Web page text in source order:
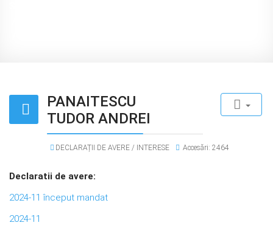
PANAITESCU
TUDOR ANDREI
DECLARAȚII DE AVERE / INTERESE Accesări: 2464
Declaratii de avere:
2024-11 început mandat
2024-11